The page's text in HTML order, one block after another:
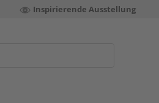
Inspirierende Ausstellung